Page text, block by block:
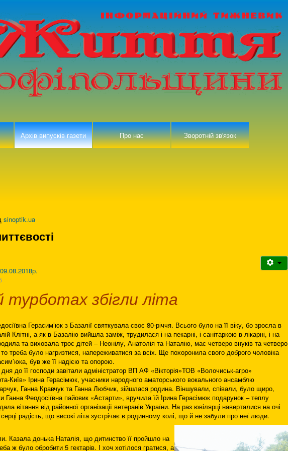
Архів випусків газети Про нас Зворотній зв'язок
sinoptik.ua
турботах збігли літа
Герасим’юк з Базалії святкувала своє 80-річчя. Всього було на її віку, бо зросла в
Клітні, а як в Базалію вийшла заміж, трудилася і на пекарні, і санітаркою в лікарні, і на
та виховала троє дітей – Неонілу, Анатолія та Наталію, має четверо внуків та четверо
треба було нагризтися, напереживатися за всіх. Ще похоронила свого доброго чоловіка
був же її надією та опорою.
до її господи завітали адміністратор ВП АФ «Вікторія»ТОВ «Волочиськ-агро»
Київ» Ірина Герасімюк, учасники народного аматорського вокального ансамблю
Ганна Кравчук та Ганна Любчик, зійшлася родина. Віншували, співали, було щиро,
Ганна Феодосіївна пайовик «Астарти», вручила їй Ірина Герасімюк подарунок – теплу
вітання від районної організації ветеранів України. На раз ювілярці наверталися на очі
радість, що високі літа зустрічає в родинному колі, що й не забули про неї люди.
Казала донька Наталія, що дитинство її пройшло на
ж було обробити 5 гектарів. І хоч хотілося гратися, а